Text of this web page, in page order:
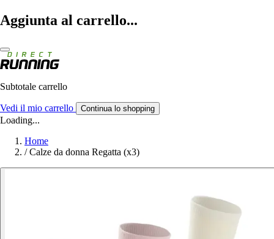
Aggiunta al carrello...
Subtotale carrello
Vedi il mio carrello Continua lo shopping
Loading...
Home
/ Calze da donna Regatta (x3)